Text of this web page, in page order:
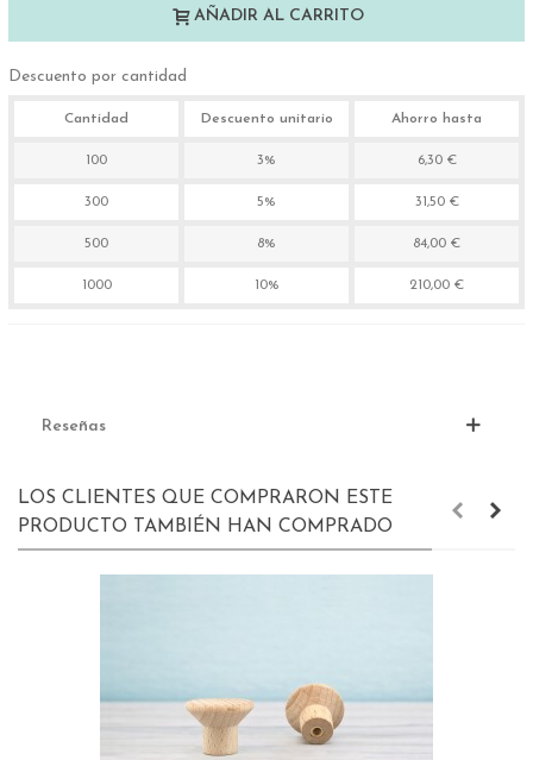
AÑADIR AL CARRITO
Descuento por cantidad
Cantidad Descuento unitario Ahorro hasta
100 3% 6,30 €
300 5% 31,50 €
500 8% 84,00 €
1000 10% 210,00 €
Reseñas
LOS CLIENTES QUE COMPRARON ESTE
PRODUCTO TAMBIÉN HAN COMPRADO